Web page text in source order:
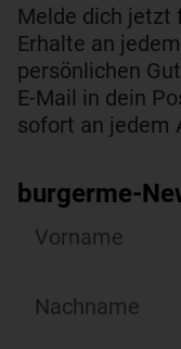
Melde dich jetzt
Erhalte an
persönlichen
E-Mail in dein
sofort an jedem
burgerme-